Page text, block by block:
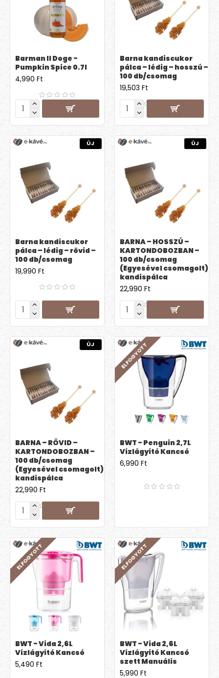
Barman Il Doge -
Pumpkin Spice 0.7l
4,990 Ft
Barna kandiscukor
pálca – lédig – hosszú –
100 db/csomag
19,503 Ft
ÚJ
Barna kandiscukor
pálca – lédig – rövid –
100 db/csomag
19,990 Ft
ÚJ
BARNA – HOSSZÚ –
KARTONDOBOZBAN –
100 db/csomag
(Egyesével csomagolt)
kandispálca
22,990 Ft
ÚJ
BARNA – RÖVID –
KARTONDOBOZBAN –
100 db/csomag
(Egyesével csomagolt)
kandispálca
22,990 Ft
ELFOGYOTT
BWT - Penguin 2,7L
Vízlágyító Kancsó
6,990 Ft
ELFOGYOTT
BWT - Vida 2,6L
Vízlágyító Kancsó
5,490 Ft
ELFOGYOTT
BWT - Vida 2,6L
Vízlágyító Kancsó
szett Manuális
5,990 Ft